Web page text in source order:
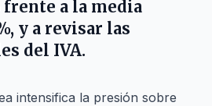
frente a la media
y a revisar las
del IVA.
intensifica la presión sobre